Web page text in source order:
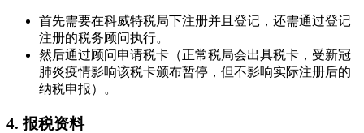
首先需要在科威特税局下注册并且登记，还需通过登记
注册的税务顾问执行。
然后通过顾问申请税卡（正常税局会出具税卡，受新冠
肺炎疫情影响该税卡颁布暂停，但不影响实际注册后的
纳税申报）。
4. 报税资料